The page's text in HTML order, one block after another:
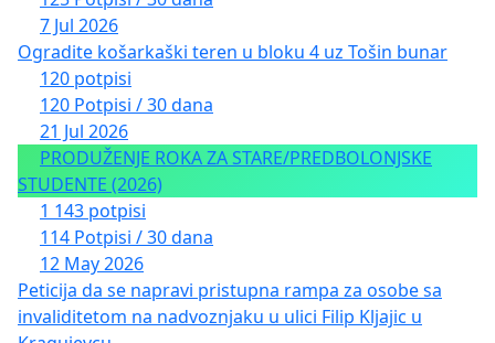
7 Jul 2026
Ogradite košarkaški teren u bloku 4 uz Tošin bunar
120 potpisi
120 Potpisi / 30 dana
21 Jul 2026
PRODUŽENJE ROKA ZA STARE/PREDBOLONJSKE
STUDENTE (2026)
1 143 potpisi
114 Potpisi / 30 dana
12 May 2026
Peticija da se napravi pristupna rampa za osobe sa
invaliditetom na nadvoznjaku u ulici Filip Kljajic u